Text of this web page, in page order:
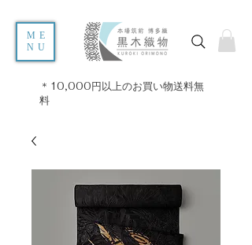
ME
NU
＊10,000円以上のお買い物送料無
料